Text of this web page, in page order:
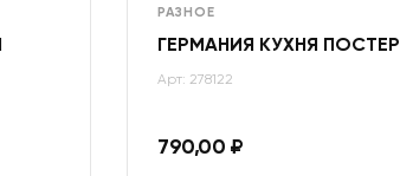
РАЗНОЕ
ГЕРМАНИЯ КУХНЯ ПОСТЕР
Арт: 278122
790,00 ₽